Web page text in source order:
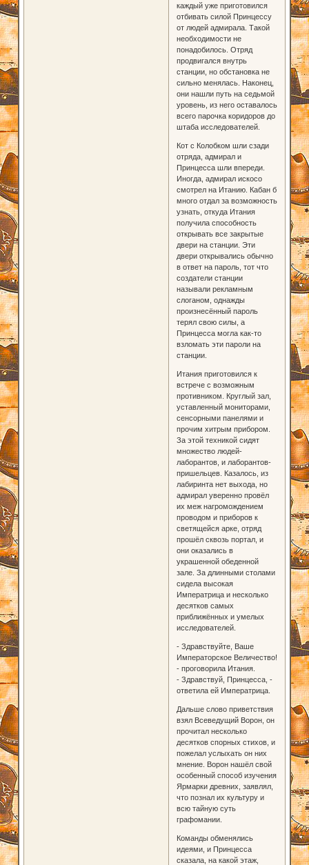
каждый уже приготовился
отбивать силой Принцессу
от людей адмирала. Такой
необходимости не
понадобилось. Отряд
продвигался внутрь
станции, но обстановка не
сильно менялась. Наконец,
они нашли путь на седьмой
уровень, из него оставалось
всего парочка коридоров до
штаба исследователей.
Кот с Колобком шли сзади
отряда, адмирал и
Принцесса шли впереди.
Иногда, адмирал искосо
смотрел на Итанию. Кабан б
много отдал за возможность
узнать, откуда Итания
получила способность
открывать все закрытые
двери на станции. Эти
двери открывались обычно
в ответ на пароль, тот что
создатели станции
называли рекламным
слоганом, однажды
произнесённый пароль
терял свою силы, а
Принцесса могла как-то
взломать эти пароли на
станции.
Итания приготовился к
встрече с возможным
противником. Круглый зал,
уставленный мониторами,
сенсорными панелями и
прочим хитрым прибором.
За этой техникой сидят
множество людей-
лаборантов, и лаборантов-
пришельцев. Казалось, из
лабиринта нет выхода, но
адмирал уверенно провёл
их меж нагромождением
проводом и приборов к
светящейся арке, отряд
прошёл сквозь портал, и
они оказались в
украшенной обеденной
зале. За длинными столами
сидела высокая
Императрица и несколько
десятков самых
приближённых и умелых
исследователей.
- Здравствуйте, Ваше
Императорское Величество!
- проговорила Итания.
- Здравствуй, Принцесса, -
ответила ей Императрица.
Дальше слово приветствия
взял Всеведущий Ворон, он
прочитал несколько
десятков спорных стихов, и
пожелал услыхать он них
мнение. Ворон нашёл свой
особенный способ изучения
Ярмарки древних, заявлял,
что познал их культуру и
всю тайную суть
графомании.
Команды обменялись
идеями, и Принцесса
сказала, на какой этаж,